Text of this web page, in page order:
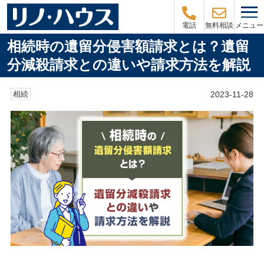
電話 無料相談 メニュー
相続時の遺留分侵害額請求とは？遺留
分減殺請求との違いや請求方法を解説
相続 2023-11-28